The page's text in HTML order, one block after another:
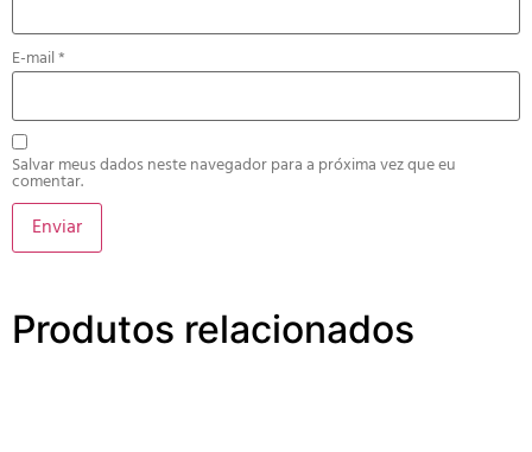
E-mail*
Salvar meus dados neste navegador para a próxima vez que eu
comentar.
Produtos relacionados